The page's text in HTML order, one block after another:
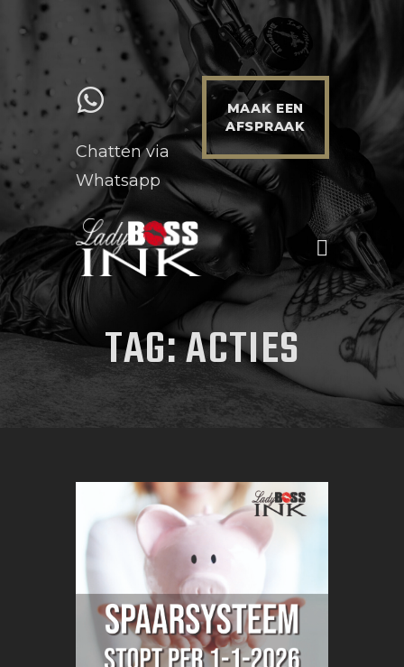
Chatten via
Whatsapp
MAAK EEN
AFSPRAAK
TAG: ACTIES
HOME
WERKWIJZE & INFO
PRIJZEN
PORTFOLIO
NIEUWS
CONTACT